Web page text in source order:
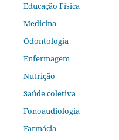
Educação Física
Medicina
Odontologia
Enfermagem
Nutrição
Saúde coletiva
Fonoaudiologia
Farmácia